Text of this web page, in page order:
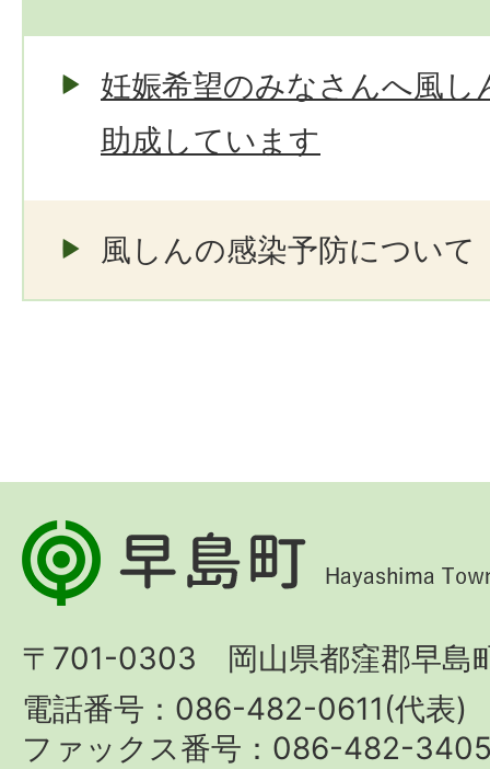
妊娠希望のみなさんへ風し
助成しています
風しんの感染予防について
早
島
Hayashima
Town
〒701-0303 岡山県都窪郡早島
電話番号：086-482-0611(代表)
ファックス番号：086-482-